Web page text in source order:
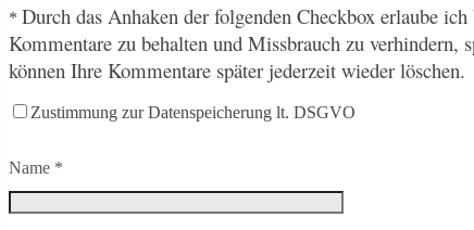
* Durch das Anhaken der folgenden Checkbox erlaube
Kommentare zu behalten und Missbrauch zu
können Ihre Kommentare später jederzeit wieder löschen.
Zustimmung zur Datenspeicherung lt. DSGVO
Name *